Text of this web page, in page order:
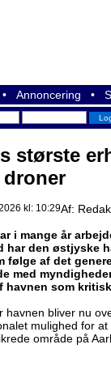
• Annoncering •
største
kl: 10:29Af:
i mange år
har den østjyske
følge af det
med
havnen som
havnen bliver nu
mulighed for
område på